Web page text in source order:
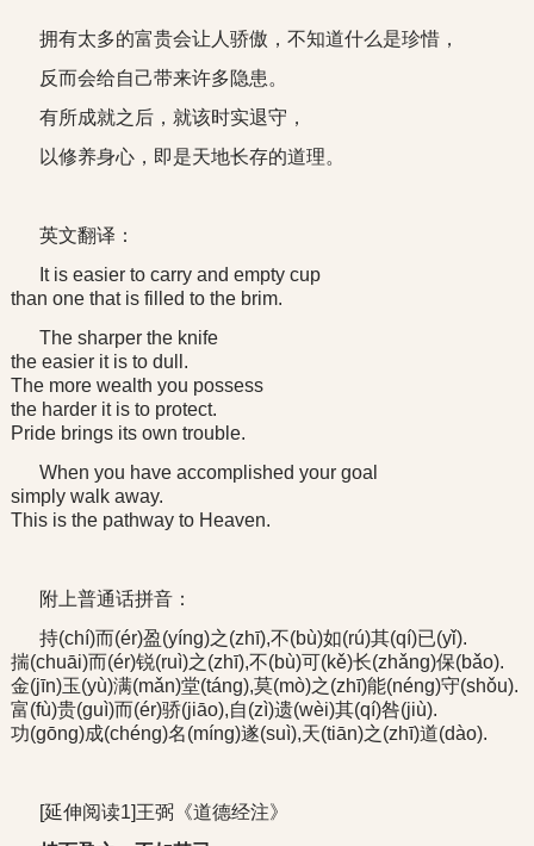
拥有太多的富贵会让人骄傲，不知道什么是珍惜，
反而会给自己带来许多隐患。
有所成就之后，就该时实退守，
以修养身心，即是天地长存的道理。
英文翻译：
It is easier to carry and empty cup
than one that is filled to the brim.
The sharper the knife
the easier it is to dull.
The more wealth you possess
the harder it is to protect.
Pride brings its own trouble.
When you have accomplished your goal
simply walk away.
This is the pathway to Heaven.
附上普通话拼音：
持(chí)而(ér)盈(yíng)之(zhī),不(bù)如(rú)其(qí)已(yǐ).
揣(chuāi)而(ér)锐(ruì)之(zhī),不(bù)可(kě)长(zhǎng)保(bǎo).
金(jīn)玉(yù)满(mǎn)堂(táng),莫(mò)之(zhī)能(néng)守(shǒu).
富(fù)贵(guì)而(ér)骄(jiāo),自(zì)遗(wèi)其(qí)咎(jiù).
功(gōng)成(chéng)名(míng)遂(suì),天(tiān)之(zhī)道(dào).
[延伸阅读1]王弼《道德经注》